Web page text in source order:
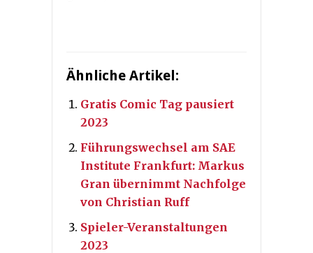
Ähnliche Artikel:
Gratis Comic Tag pausiert
2023
Führungswechsel am SAE
Institute Frankfurt: Markus
Gran übernimmt Nachfolge
von Christian Ruff
Spieler-Veranstaltungen
2023